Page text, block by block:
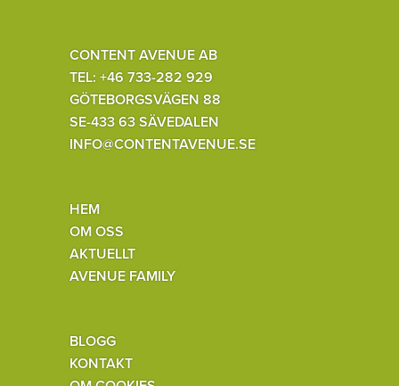
CONTENT AVENUE AB
TEL: +46 733-282 929
GÖTEBORGSVÄGEN 88
SE-433 63 SÄVEDALEN
INFO@CONTENTAVENUE.SE
HEM
OM OSS
AKTUELLT
AVENUE FAMILY
BLOGG
KONTAKT